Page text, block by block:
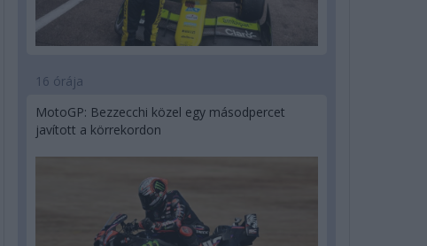
16 órája
MotoGP: Bezzecchi közel egy másodpercet
javított a körrekordon